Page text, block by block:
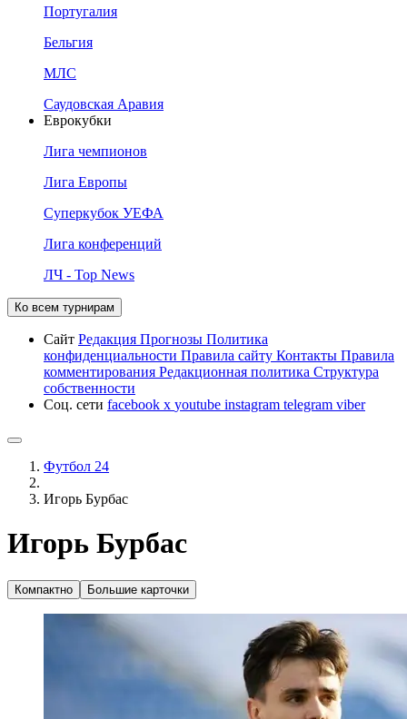
Португалия
Бельгия
МЛС
Саудовская Аравия
Еврокубки
Лига чемпионов
Лига Европы
Суперкубок УЕФА
Лига конференций
ЛЧ - Top News
Ко всем турнирам
Сайт Редакция Прогнозы Политика
конфиденциальности Правила сайту Контакты Правила
комментирования Редакционная политика Структура
собственности
Соц. сети facebook x youtube instagram telegram viber
Футбол 24
Игорь Бурбас
Игорь Бурбас
Компактно Большие карточки